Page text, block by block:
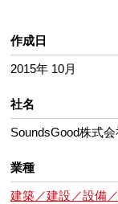
作成日
2015年 10月
社名
SoundsGood株式会
業種
建築／建設／設備